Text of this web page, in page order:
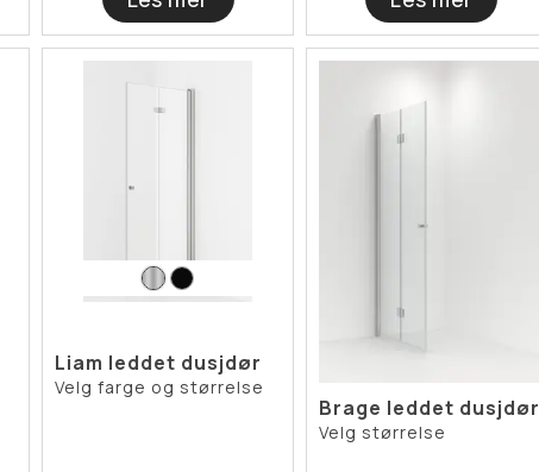
Liam leddet dusjdør
Velg farge og størrelse
Brage leddet dusjdør
Velg størrelse